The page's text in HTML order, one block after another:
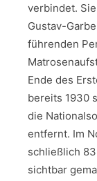
verbindet.
Gustav-
führenden
Ende des
bereits 1930
die
entfernt. Im
schließlich
sichtbar